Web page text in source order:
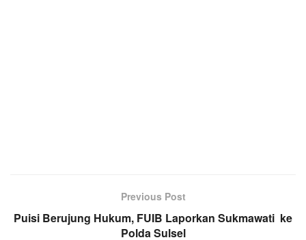
Previous Post
Puisi Berujung Hukum, FUIB Laporkan Sukmawati ke
Polda Sulsel